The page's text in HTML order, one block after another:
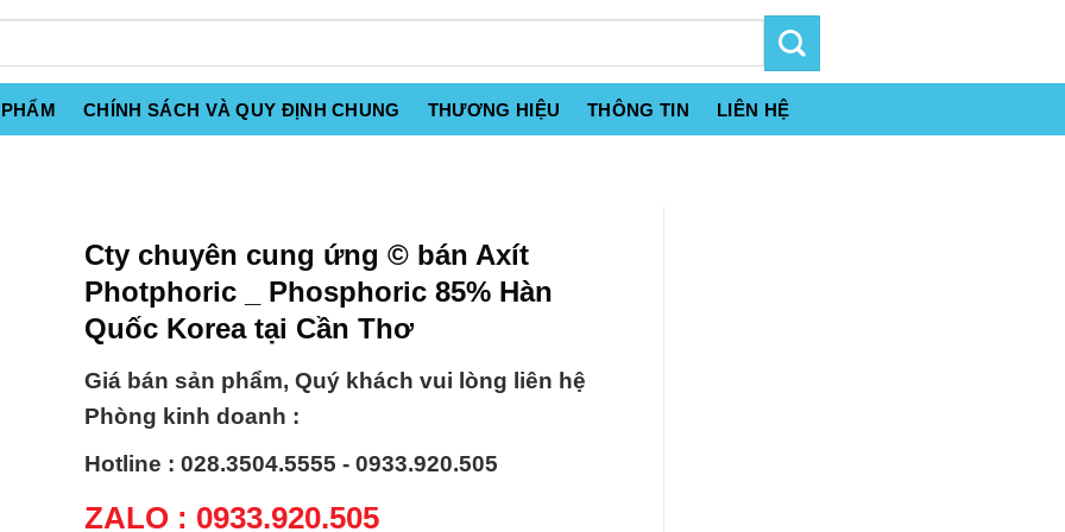
CHÍNH SÁCH VÀ QUY ĐỊNH CHUNG THƯƠNG HIỆU THÔNG TIN LIÊN HỆ
Cty chuyên cung ứng © bán Axít
Photphoric _ Phosphoric 85% Hàn
Quốc Korea tại Cần Thơ
Giá bán sản phẩm, Quý khách vui lòng liên hệ
Phòng kinh doanh :
Hotline : 028.3504.5555 - 0933.920.505
ZALO : 0933.920.505